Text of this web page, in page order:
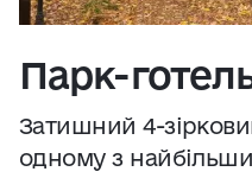
Про нас
Співпраця
Практичні поради
Джерело:
Парк-
Затишний 4-
одному з